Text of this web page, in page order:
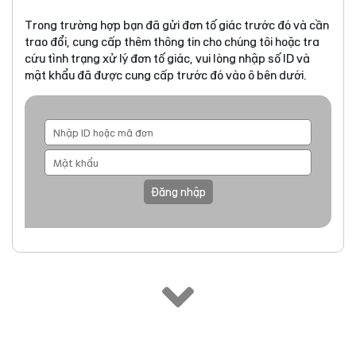
Trong trường hợp bạn đã gửi đơn tố giác trước đó và cần
trao đổi, cung cấp thêm thông tin cho chúng tôi hoặc tra
cứu tình trạng xử lý đơn tố giác, vui lòng nhập số ID và
mật khẩu đã được cung cấp trước đó vào ô bên dưới.
Đăng nhập